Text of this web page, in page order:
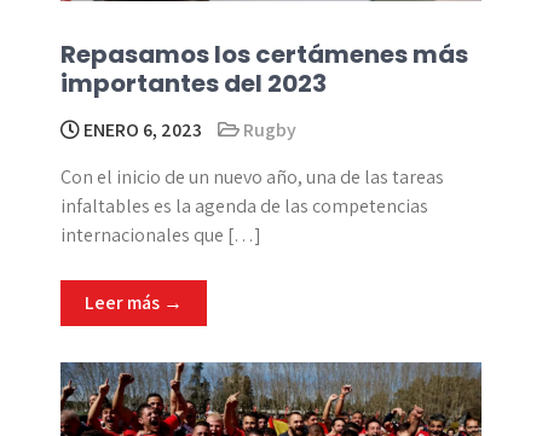
Repasamos los certámenes más
importantes del 2023
ENERO 6, 2023
Rugby
Con el inicio de un nuevo año, una de las tareas
infaltables es la agenda de las competencias
internacionales que […]
Leer más →